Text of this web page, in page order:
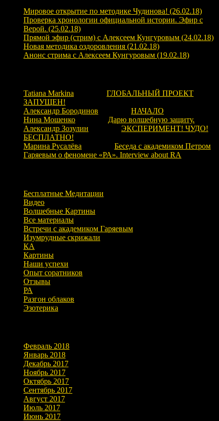
Мировое открытие по методике Чудинова! (26.02.18)
Проверка хронологии официальной истории. Эфир с
Верой. (25.02.18)
Прямой эфир (стрим) с Алексеем Кунгуровым (24.02.18)
Новая методика оздоровления (21.02.18)
Анонс стрима с Алексеем Кунгуровым (19.02.18)
Tatiana Markina
ГЛОБАЛЬНЫЙ ПРОЕКТ
ЗАПУЩЕН!
Александр Бородинов
НАЧАЛО
Нина Мошенко
Дарю волшебную защиту.
Александр Зозулин
ЭКСПЕРИМЕНТ! ЧУДО!
БЕСПЛАТНО!
Марина Русалёва
Беседа с академиком Петром
Гаряевым о феномене «РА». Interview about RA
Бесплатные Медитации
Видео
Волшебные Картины
Все материалы
Встречи с академиком Гаряевым
Изумрудные скрижали
КА
Картины
Наши успехи
Опыт соратников
Отзывы
РА
Разгон облаков
Эзотерика
Февраль 2018
Январь 2018
Декабрь 2017
Ноябрь 2017
Октябрь 2017
Сентябрь 2017
Август 2017
Июль 2017
Июнь 2017